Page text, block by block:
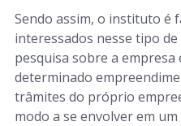
Sendo assim, o instituto é
interessados nesse tipo
pesquisa sobre a
determinado
trâmites do próprio
modo a se envolver em